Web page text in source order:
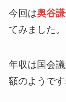
今回は奥谷
てみました。
年収は国会
額のようです